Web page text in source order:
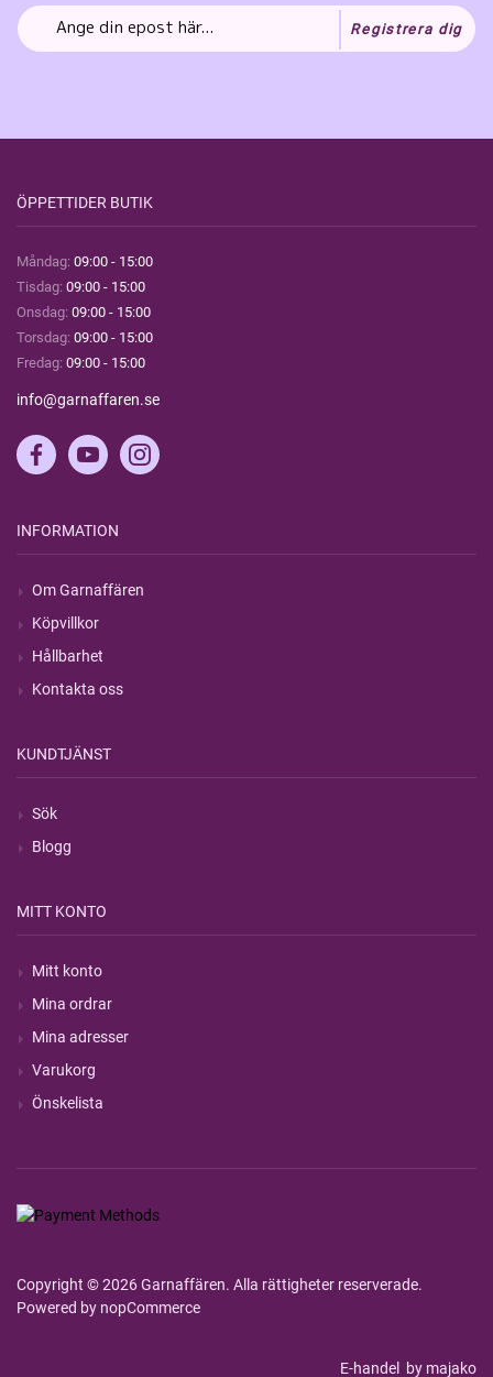
Registrera dig
ÖPPETTIDER BUTIK
Måndag: 09:00 - 15:00
Tisdag: 09:00 - 15:00
Onsdag: 09:00 - 15:00
Torsdag: 09:00 - 15:00
Fredag: 09:00 - 15:00
info@garnaffaren.se
INFORMATION
Om Garnaffären
Köpvillkor
Hållbarhet
Kontakta oss
KUNDTJÄNST
Sök
Blogg
MITT KONTO
Mitt konto
Mina ordrar
Mina adresser
Varukorg
Önskelista
Copyright © 2026 Garnaffären. Alla rättigheter reserverade.
Powered by nopCommerce
E-handel by majako